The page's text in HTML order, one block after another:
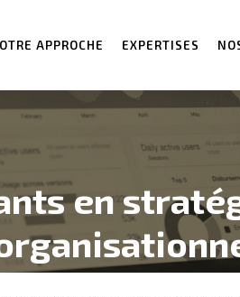
APPROCHE EXPERTISES
en